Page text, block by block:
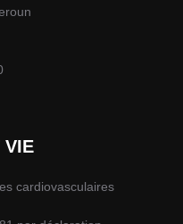
VIE
cardiovasculaires